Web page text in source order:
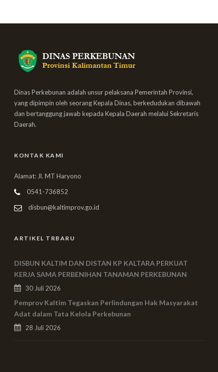
Dinas Perkebunan adalah unsur pelaksana Pemerintah Provinsi,
yang dipimpin oleh seorang Kepala Dinas, berkedudukan dibawah
dan bertanggung jawab kepada Kepala Daerah melalui Sekretaris
Daerah.
KONTAK KAMI
Alamat: Jl. MT Haryono
0541-736852
disbun@kaltimprov.go.id
ARTIKEL TRBARU
DISBUN KALTIM DAN DISTAN KP KALTARA PERKUAT
KERJA SAMA PERBENIHAN TANAMAN PERKEBUNAN
30 Juli 2026
Pemprov Kaltim Tegaskan Perlindungan Hak Masyarakat
Adat dalam Tata Kelola Perkebunan
28 Juli 2026